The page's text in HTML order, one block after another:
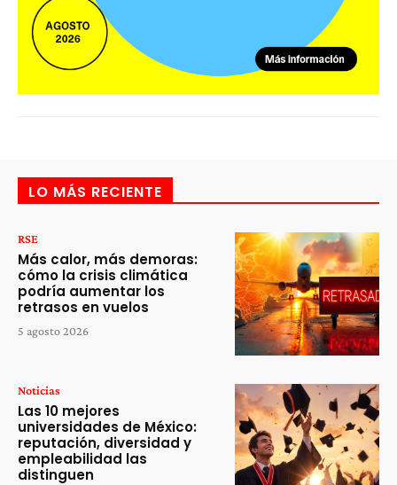
LO MÁS RECIENTE
RSE
Más calor, más demoras:
cómo la crisis climática
podría aumentar los
retrasos en vuelos
5 agosto 2026
Noticias
Las 10 mejores
universidades de México:
reputación, diversidad y
empleabilidad las
distinguen